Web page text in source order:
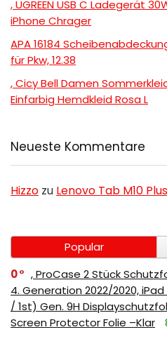
, UGREEN USB C Ladegerät
iPhone Chrager
APA 16184
für Pkw, 12.38
, Cicy Bell Damen
Einfarbig Hemdkleid Rosa L
Neueste Kommentare
Hizzo zu Lenovo Tab M10 Plus
Popular
0
, ProCase 2 Stück
4. Generation 2022/2020,
/ 1st) Gen. 9H
Screen Protector Folie –Klar